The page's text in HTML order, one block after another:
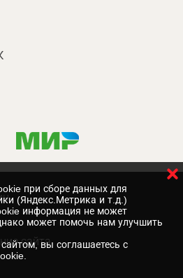
сайта
при сборе данных для
(Яндекс.Метрика и т.д.)
информация не может
может помочь нам улучшить
вы соглашаетесь с